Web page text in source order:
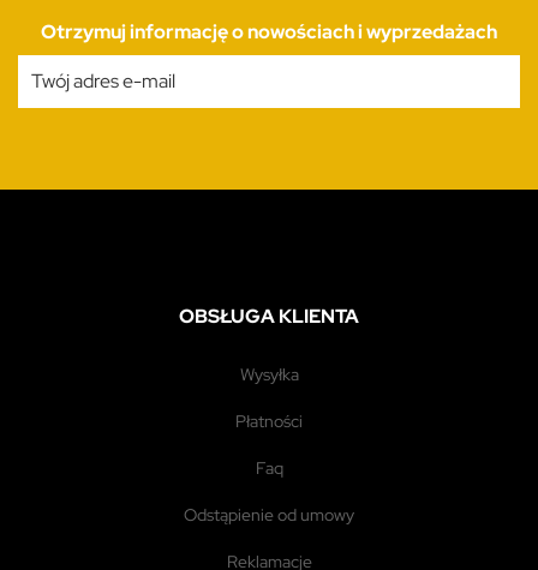
Otrzymuj informację o nowościach i wyprzedażach
OBSŁUGA KLIENTA
wysyłka
płatności
faq
odstąpienie od umowy
reklamacje